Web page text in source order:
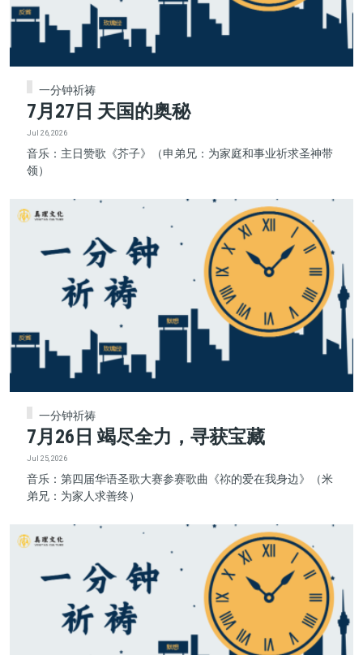
一分钟祈祷
7月27日 天国的奥秘
Jul 26, 2026
音乐：主日赞歌《芥子》（申弟兄：为家庭和事业祈求圣神带
领）
一分钟祈祷
7月26日 竭尽全力，寻获宝藏
Jul 25, 2026
音乐：第四届华语圣歌大赛参赛歌曲《祢的爱在我身边》（米
弟兄：为家人求善终）